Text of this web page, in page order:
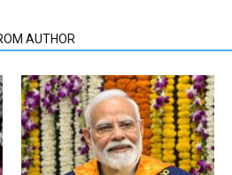
AUTHOR